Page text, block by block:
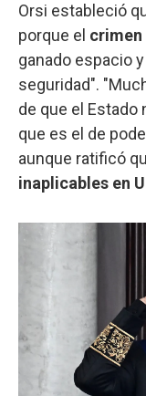
Orsi estableció
porque el
ganado espacio
seguridad".
de que el Estado
que es el de
aunque ratificó
inaplicables en